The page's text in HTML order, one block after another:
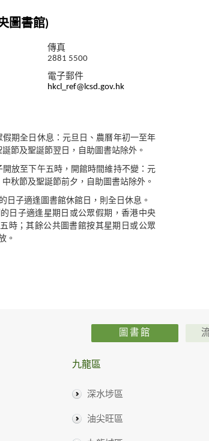
圖書館)
傳真
2881 5500
電子郵件
hkcl_ref@lcsd.gov.hk
期全日休息：元旦日、農曆年初一至年
節及聖誕節翌日，自助圖書站除外。
放至下午五時，開館時間維持不變：元
秋節及聖誕節前夕，自助圖書站除外。
日子適逢圖書館休館日，則全日休息。
日子適逢星期日或公眾假期，香港中央
時；其餘公共圖書館按其星期日或公眾
。
圖書館
九龍區
深水埗區
油尖旺區